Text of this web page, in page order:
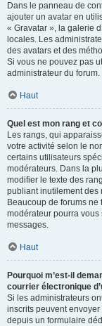
Dans le panneau de
ajouter un avatar en
« Gravatar », la galerie
locales. Les
des avatars et des
Si vous ne pouvez pas
administrateur du forum.
Haut
Quel est mon rang et
Les rangs, qui
votre activité selon le
certains utilisateurs
modérateurs. Dans la
modifier le texte des
publiant inutilement des
Beaucoup de forums
modérateur pourra
messages.
Haut
Pourquoi m’est-il
courrier électronique
Si les administrateurs
inscrits peuvent
depuis un formulaire